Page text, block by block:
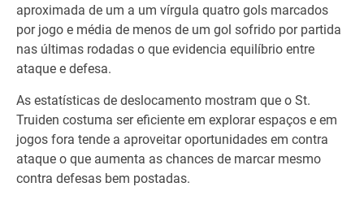
aproximada de um a um vírgula quatro gols marcados
por jogo e média de menos de um gol sofrido por partida
nas últimas rodadas o que evidencia equilíbrio entre
ataque e defesa.
As estatísticas de deslocamento mostram que o St.
Truiden costuma ser eficiente em explorar espaços e em
jogos fora tende a aproveitar oportunidades em contra
ataque o que aumenta as chances de marcar mesmo
contra defesas bem postadas.